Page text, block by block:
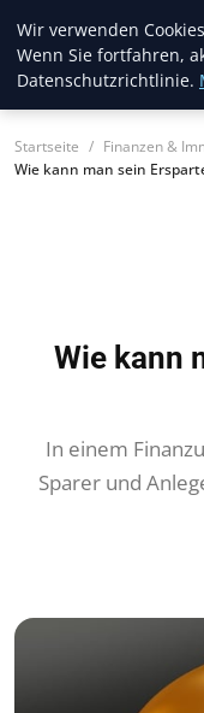
Musichits
Startseite
Finanzen &
Wie kann man sein
Wie kann
In einem
Sparer und
Wir verwenden
Wenn Sie fortfahren,
Datenschutzrichtlinie.